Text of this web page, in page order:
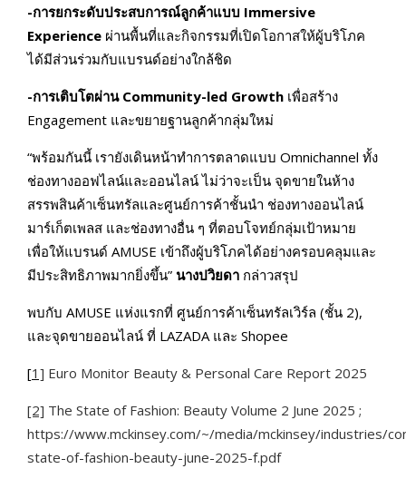
-การยกระดับประสบการณ์ลูกค้าแบบ Immersive
Experience ผ่านพื้นที่และกิจกรรมที่เปิดโอกาสให้ผู้บริโภค
ได้มีส่วนร่วมกับแบรนด์อย่างใกล้ชิด
-การเติบโตผ่าน Community-led Growth เพื่อสร้าง
Engagement และขยายฐานลูกค้ากลุ่มใหม่
“พร้อมกันนี้ เรายังเดินหน้าทำการตลาดแบบ Omnichannel ทั้ง
ช่องทางออฟไลน์และออนไลน์ ไม่ว่าจะเป็น จุดขายในห้าง
สรรพสินค้าเซ็นทรัลและศูนย์การค้าชั้นนำ ช่องทางออนไลน์
มาร์เก็ตเพลส และช่องทางอื่น ๆ ที่ตอบโจทย์กลุ่มเป้าหมาย
เพื่อให้แบรนด์ AMUSE เข้าถึงผู้บริโภคได้อย่างครอบคลุมและ
มีประสิทธิภาพมากยิ่งขึ้น” นางปวิยดา กล่าวสรุป
พบกับ AMUSE แห่งแรกที่ ศูนย์การค้าเซ็นทรัลเวิร์ล (ชั้น 2),
และจุดขายออนไลน์ ที่ LAZADA และ Shopee
[1] Euro Monitor Beauty & Personal Care Report 2025
[2] The State of Fashion: Beauty Volume 2 June 2025 ;
https://www.mckinsey.com/~/media/mckinsey/industries/
state-of-fashion-beauty-june-2025-f.pdf